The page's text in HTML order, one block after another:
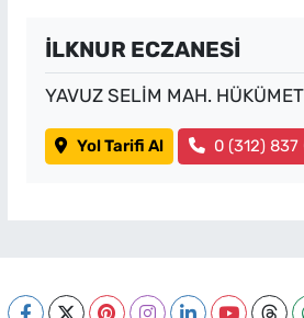
İLKNUR ECZANESİ
YAVUZ SELİM MAH.
Yol Tarifi Al 0 (312) 837